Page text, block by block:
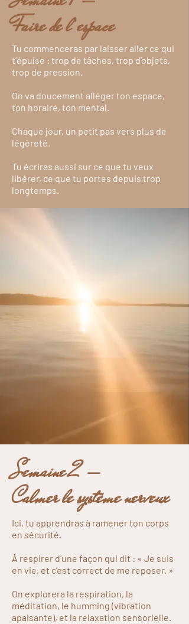
Faire de l’espace
Tu commenceras par laisser aller ce qui
t’épuise : trop de tâches, trop d’objets,
trop de pression.
On va doucement alléger ton espace,
ton horaire, ton mental.
Chaque jour, un petit pas vers plus de
légèreté.
Tu écriras aussi sur ce que tu veux
libérer, ce que tu portes depuis trop
longtemps.
Semaine 2 —
Calmer le système nerveux
Ici, tu apprendras à ramener ton corps
en sécurité.
À respirer d’une façon qui dit : « Je suis
en vie, et c’est correct de me reposer. »
On explorera la respiration, la
méditation, le humming (vibration
apaisante), et la relaxation sensorielle.